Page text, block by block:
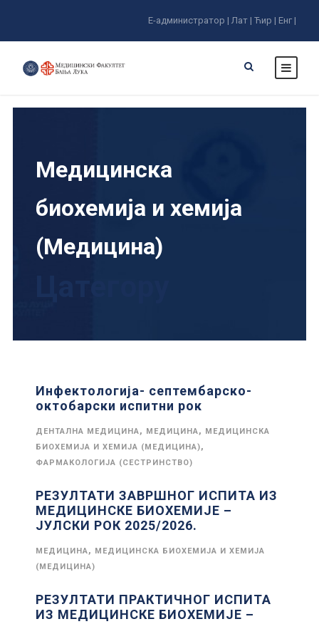
Е-администратор | Лат | Ћир | Енг |
Медицинска
биохемија и хемија
(Медицина)
Инфектологија- септембарско-
октобарски испитни рок
ДЕНТАЛНА МЕДИЦИНА, МЕДИЦИНА, МЕДИЦИНСКА
БИОХЕМИЈА И ХЕМИЈА (МЕДИЦИНА),
ФАРМАКОЛОГИЈА (СЕСТРИНСТВО)
РЕЗУЛТАТИ ЗАВРШНОГ ИСПИТА ИЗ
МЕДИЦИНСКЕ БИОХЕМИЈЕ –
ЈУЛСКИ РОК 2025/2026.
МЕДИЦИНА, МЕДИЦИНСКА БИОХЕМИЈА И ХЕМИЈА
(МЕДИЦИНА)
РЕЗУЛТАТИ ПРАКТИЧНОГ ИСПИТА
ИЗ МЕДИЦИНСКЕ БИОХЕМИЈЕ –